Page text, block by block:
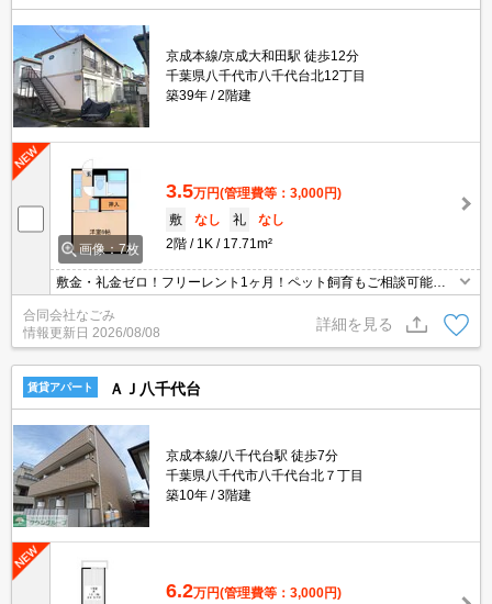
京成本線/京成大和田駅 徒歩12分
千葉県八千代市八千代台北12丁目
築39年
2階建
画像：7枚
3.5万円(管理費等：3,000円)
敷
なし 礼
なし
2階
1K 17.71m²
敷金・礼金ゼロ！フリーレント1ヶ月！ペット飼育もご相談可能で
す（敷金2ヶ月）お気軽にお問い合わせください！
合同会社なごみ
情報更新日 2026/08/08
詳細を見る
賃貸アパート ＡＪ八千代台
京成本線/八千代台駅 徒歩7分
千葉県八千代市八千代台北７丁目
築10年
3階建
6.2万円(管理費等：3,000円)